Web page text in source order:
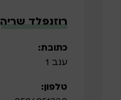
רוזנפלד שריה
כתובת:
ענב 1
טלפון: